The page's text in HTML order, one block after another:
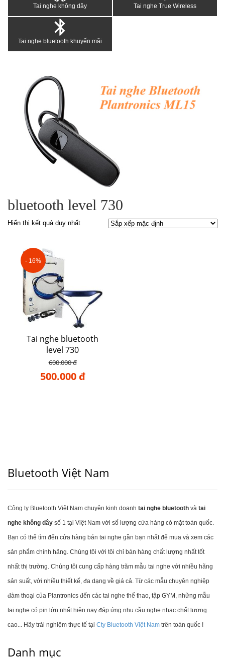
Tai nghe không dây Tai nghe True Wireless
Tai nghe bluetooth khuyến mãi
bluetooth level 730
Hiển thị kết quả duy nhất
- 16%
Tai nghe bluetooth
level 730
600.000 đ
500.000 đ
Bluetooth Việt Nam
Công ty Bluetooth Việt Nam chuyên kinh doanh tai nghe bluetooth và tai
nghe không dây số 1 tại Việt Nam với số lượng cửa hàng có mặt toàn quốc.
Bạn có thể tìm đến cửa hàng bán tai nghe gần bạn nhất để mua và xem các
sản phẩm chính hãng. Chúng tôi với tôi chỉ bán hàng chất lượng nhất tốt
nhất thị trường. Chúng tôi cung cấp hàng trăm mẫu tai nghe với nhiều hãng
sản suất, với nhiều thiết kế, đa dạng về giá cả. Từ các mẫu chuyên nghiệp
đàm thoại của Plantronics đến các tai nghe thể thao, tập GYM, những mẫu
tai nghe có pin lớn nhất hiện nay đáp ứng nhu cầu nghe nhạc chất lượng
cao... Hãy trải nghiệm thực tế tại Cty Bluetooth Việt Nam trên toàn quốc !
Danh mục